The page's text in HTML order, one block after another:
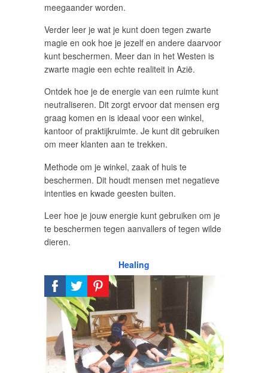
meegaander worden.
Verder leer je wat je kunt doen tegen zwarte
magie en ook hoe je jezelf en andere daarvoor
kunt beschermen. Meer dan in het Westen is
zwarte magie een echte realiteit in Azië.
Ontdek hoe je de energie van een ruimte kunt
neutraliseren. Dit zorgt ervoor dat mensen erg
graag komen en is ideaal voor een winkel,
kantoor of praktijkruimte. Je kunt dit gebruiken
om meer klanten aan te trekken.
Methode om je winkel, zaak of huis te
beschermen. Dit houdt mensen met negatieve
intenties en kwade geesten buiten.
Leer hoe je jouw energie kunt gebruiken om je
te beschermen tegen aanvallers of tegen wilde
dieren.
Healing